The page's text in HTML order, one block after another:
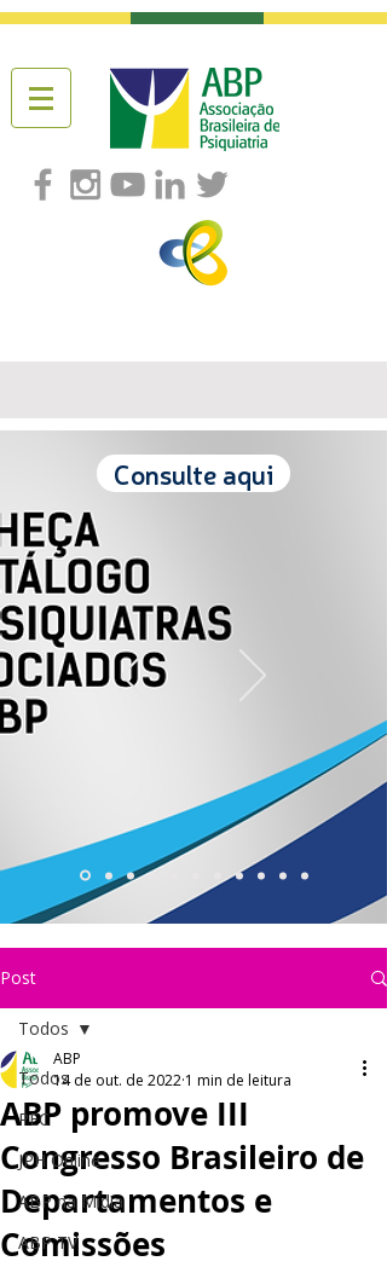
Consulte aqui
Post
Todos
PEC
JPH Online
ABP na Mídia
ABP TV
Todos
ABP promove III
Congresso Brasileiro de
Departamentos e
Comissões
ABP
14 de out. de 2022 1 min de leitura